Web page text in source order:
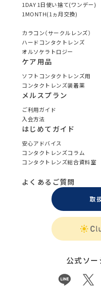
1DAY 1日使い捨て(ワンデー)
1MONTH(1ヵ月交換)
カラコン（サークルレンズ）
ハードコンタクトレンズ
オルソケラトロジー
ケア用品
ソフトコンタクトレンズ用
コンタクトレンズ装着薬
メルスプラン
ご利用ガイド
入会方法
はじめてガイド
安心アドバイス
コンタクトレンズコラム
コンタクトレンズ総合資料室
よくあるご質問
取
公式ソ